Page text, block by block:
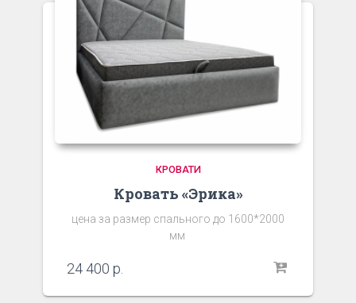
КРОВАТИ
Кровать «Эрика»
цена за размер спального до 1600*2000
мм
24 400 р.